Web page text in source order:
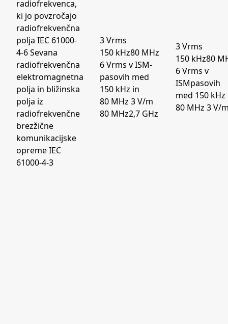
radiofrekvenca,
ki jo povzročajo
radiofrekvenčna
polja IEC 61000-
4-6 Sevana
radiofrekvenčna
elektromagnetna
polja in bližinska
polja iz
radiofrekvenčne
brezžične
komunikacijske
opreme IEC
61000-4-3
3 Vrms
150 kHz80 MHz
6 Vrms v ISM-
pasovih med
150 kHz in
80 MHz 3 V/m
80 MHz2,7 GHz
3 Vrms
150 kHz80
6 Vrms v
ISMpasovih
med 150 kHz
80 MHz 3 V/